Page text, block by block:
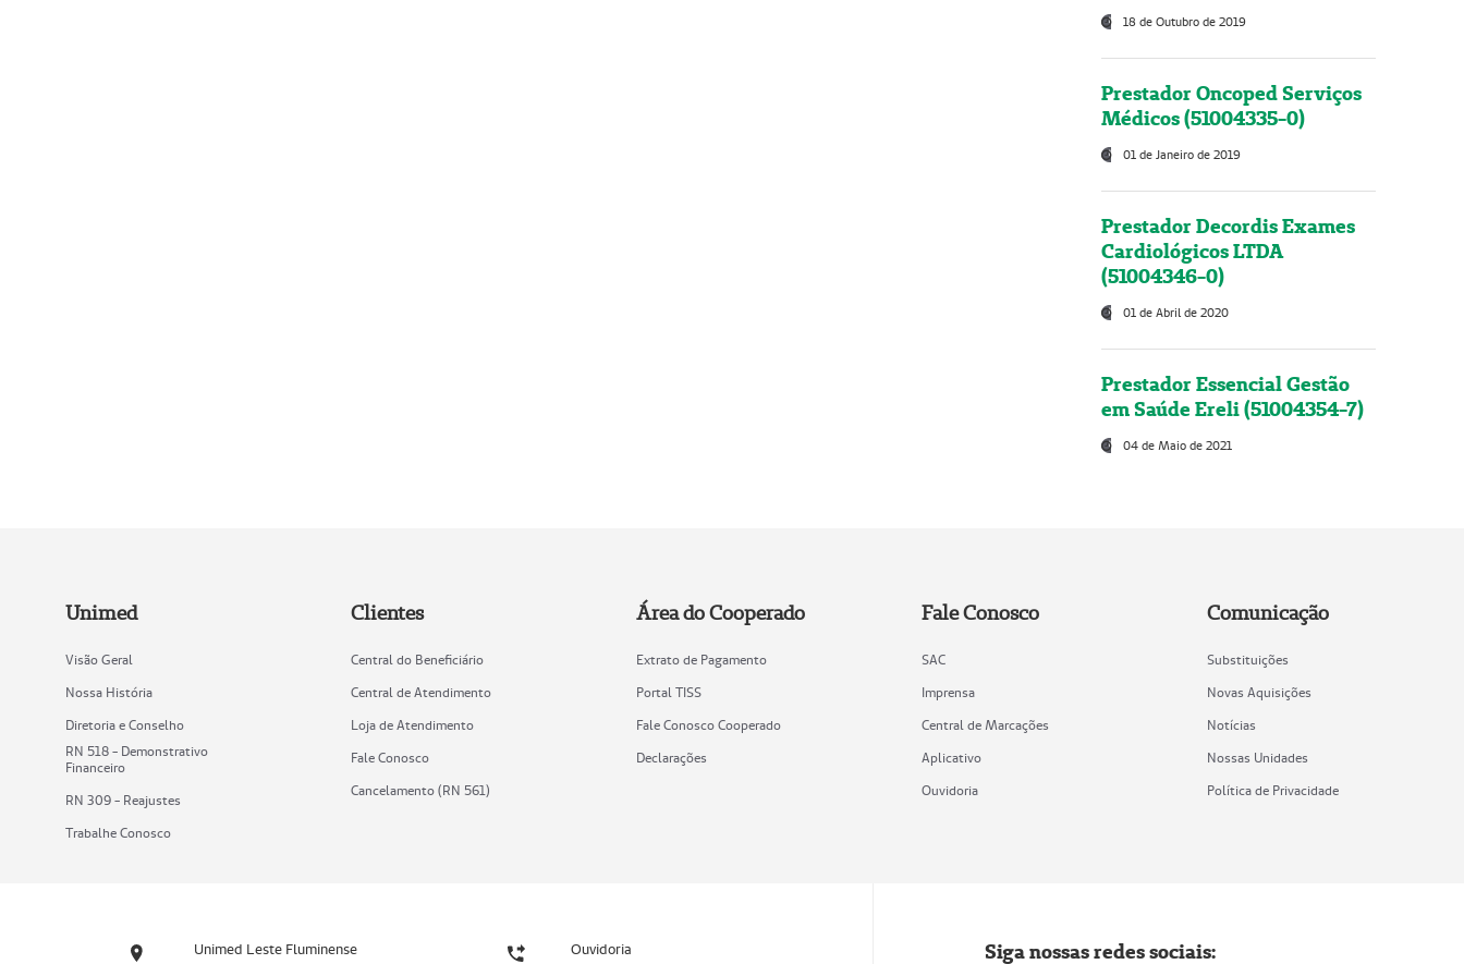
18 de Outubro de 2019
Prestador Oncoped Serviços
Médicos (51004335-0)
01 de Janeiro de 2019
Prestador Decordis Exames
Cardiológicos LTDA
(51004346-0)
01 de Abril de 2020
Prestador Essencial Gestão
em Saúde Ereli (51004354-7)
04 de Maio de 2021
Unimed
Visão Geral
Nossa História
Diretoria e Conselho
RN 518 - Demonstrativo
Financeiro
RN 309 - Reajustes
Trabalhe Conosco
Clientes
Central do Beneficiário
Central de Atendimento
Loja de Atendimento
Fale Conosco
Cancelamento (RN 561)
Área do Cooperado
Extrato de Pagamento
Portal TISS
Fale Conosco Cooperado
Declarações
Fale Conosco
SAC
Imprensa
Central de Marcações
Aplicativo
Ouvidoria
Comunicação
Substituições
Novas Aquisições
Notícias
Nossas Unidades
Política de Privacidade
Unimed Leste Fluminense Ouvidoria Siga nossas redes sociais: